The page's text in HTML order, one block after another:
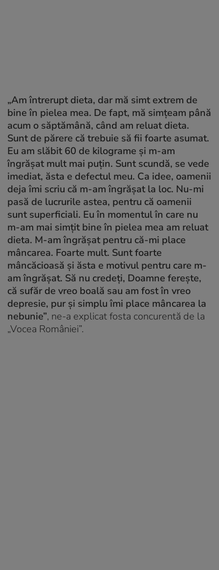
„Am întrerupt dieta, dar mă simt extrem de
bine în pielea mea. De fapt, mă simțeam până
acum o săptămână, când am reluat dieta.
Sunt de părere că trebuie să fii foarte asumat.
Eu am slăbit 60 de kilograme și m-am
îngrășat mult mai puțin. Sunt scundă, se vede
imediat, ăsta e defectul meu. Ca idee, oamenii
deja îmi scriu că m-am îngrășat la loc. Nu-mi
pasă de lucrurile astea, pentru că oamenii
sunt superficiali. Eu în momentul în care nu
m-am mai simțit bine în pielea mea am reluat
dieta. M-am îngrășat pentru că-mi place
mâncarea. Foarte mult. Sunt foarte
mâncăcioasă și ăsta e motivul pentru care m-
am îngrășat. Să nu credeți, Doamne ferește,
că sufăr de vreo boală sau am fost în vreo
depresie, pur și simplu îmi place mâncarea la
nebunie”, ne-a explicat fosta concurentă de la
„Vocea României”.